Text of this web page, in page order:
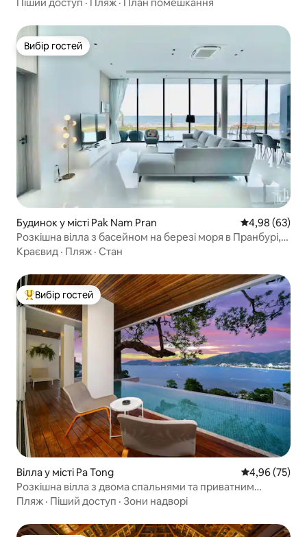
Вибір гостей
Вибір гостей
Будинок у місті Pak Nam Pran Середня
4,98 (63)
Розкішна вілла з басейном на березі моря в Пранбурі,
Хуахін
Краєвид · Пляж · Стан
Топ вибір гостей
Вибір гостей
Вілла у місті Pa Tong Середня
4,96 (75)
Розкішна вілла з двома спальнями та приватним
басейном з чудовим видом на море в Патонг
Пляж · Піший доступ · Зони надворі